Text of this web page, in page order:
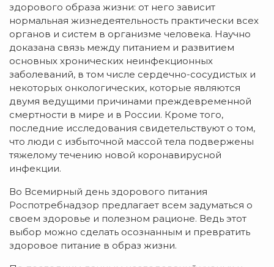
здорового образа жизни: от него зависит
нормальная жизнедеятельность практически всех
органов и систем в организме человека. Научно
доказана связь между питанием и развитием
основных хронических неинфекционных
заболеваний, в том числе сердечно-сосудистых и
некоторых онкологических, которые являются
двумя ведущими причинами преждевременной
смертности в мире и в России. Кроме того,
последние исследования свидетельствуют о том,
что люди с избыточной массой тела подвержены
тяжелому течению новой коронавирусной
инфекции.
Во Всемирный день здорового питания
Роспотребнадзор предлагает всем задуматься о
своем здоровье и полезном рационе. Ведь этот
выбор можно сделать осознанным и превратить
здоровое питание в образ жизни.